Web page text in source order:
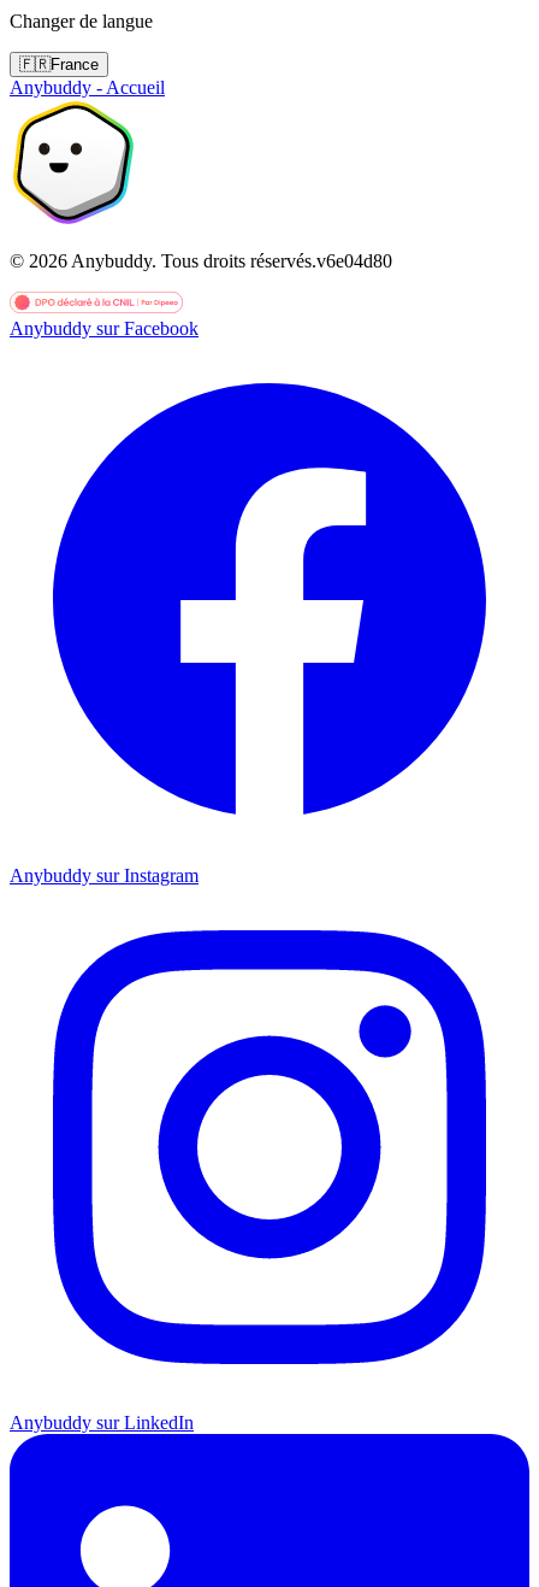
Changer de langue
🇫🇷France
Anybuddy - Accueil
© 2026 Anybuddy. Tous droits réservés.v6e04d80
Anybuddy sur Facebook
Anybuddy sur Instagram
Anybuddy sur LinkedIn